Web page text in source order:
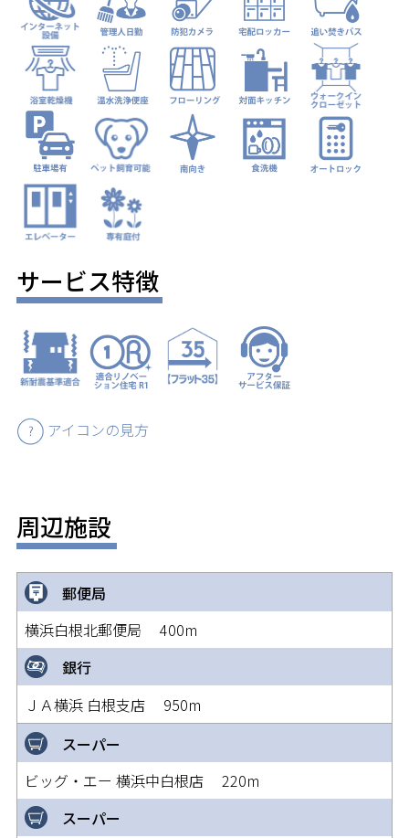
サービス特徴
アイコンの見方
周辺施設
郵便局
横浜白根北郵便局 400m
銀行
ＪＡ横浜 白根支店 950m
スーパー
ビッグ・エー 横浜中白根店 220m
スーパー